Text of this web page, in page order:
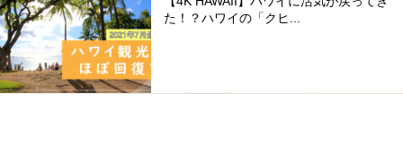
た！？ハワイの「クヒ...